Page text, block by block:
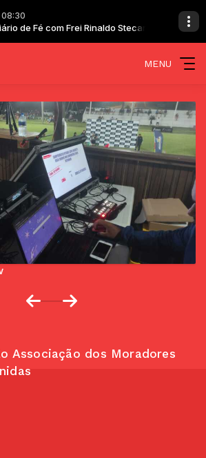
de Fé com Frei Rinaldo Stecanela
Coragem-Cantores de Deus
MENU
Associação dos Moradores